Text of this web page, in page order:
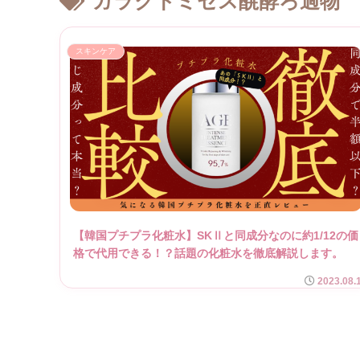
スキンケア
【韓国プチプラ化粧水】SKⅡと同成分なのに約1/12の価
格で代用できる！？話題の化粧水を徹底解説します。